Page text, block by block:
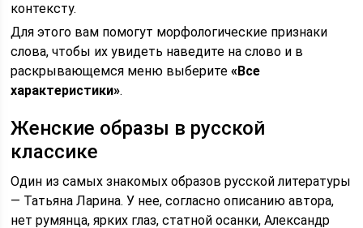
контексту.
Для этого вам помогут морфологические признаки
слова, чтобы их увидеть наведите на слово и в
раскрывающемся меню выберите«Все
характеристики».
Женские образы в русской
классике
Один из самых знакомых образов русской литературы
— Татьяна Ларина. У нее, согласно описанию автора,
нет румянца, ярких глаз, статной осанки, Александр